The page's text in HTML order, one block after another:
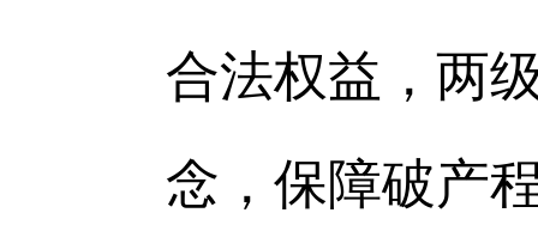
合法权益，两
念，保障破产